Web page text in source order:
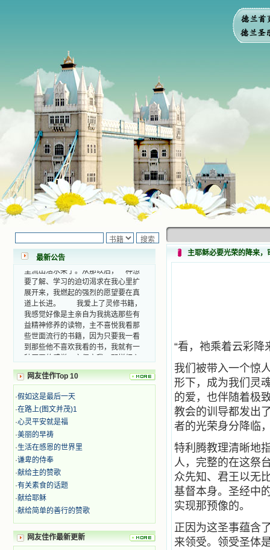
最新公告
小德兰爱心书屋最新公告 有一天，我
做了一个奇怪的梦，至今让我难忘。
梦中，我看到一本打开的用石头做的
书，我用舌头去舔它，觉得有一种甜
味，我就更用力去舔，最后从这本书
要了解、学习的迫切渴求在我心里扩
展开来，我燃起的强烈的愿望要在真
道上长进。 我爱上了灵修书籍，
我感觉好像是主亲自为我挑选那些有
益精神修养的读物，主不喜悦我看那
些世面流行的书籍，因为只要我一看
到那些他不喜欢我看的书，我就有一
种厌恶的感觉。主保守我，那样细心
本不良的书籍。 善良的书使人向
善，这些圣人的作品，渐渐地印在了
我的脑子里。读这些圣书时，我思潮
汹涌起伏，欣喜不能自已。书中谈到
这些圣人们如何在与主的交往中得到
灵命的更新，德行的馨香如何上达天
庭。啊，在这世上曾住过那么多热心
的圣人，为了传播福音，他们告别亲
人，舍下了他们手中的一切，轻快地
踏上了异国他乡，到没有人知道真神
的世界里去。啊，若不是主的引领，
我可能到死还不认识他们呢！ 我
的心灵从主给我的这些圣人的言行中
奋啊！当我读到他们为主而受人逼
网友佳作Top 10
·假如这是最后一天
·在路上(图文并茂)1
·心灵平安就是福
·美丽的早祷
·生活在感恩的世界里
·谦卑的侍奉
·献给主的赞歌
·有关素食的话题
·献给耶稣
·献给简单的善行的赞歌
网友佳作最新更新
主耶稣必要光荣的降来，
“看，祂乘着云彩降
我们被带入一个惊
形下，成为我们灵
的爱，也伴随着极
教会的训导都发出
者的光荣身分降临
特利腾教理清晰地
人，完整的在这祭
众先知、君王以无
基督本身。圣经中
实现那预像的。
正因为这圣事蕴含
来领受。领受圣体